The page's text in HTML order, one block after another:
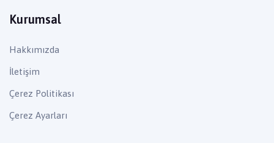
Kurumsal
Hakkımızda
İletişim
Çerez Politikası
Çerez Ayarları